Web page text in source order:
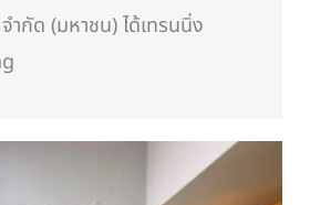
ำกัด (มหาชน) ได้เทรนนิ่ง